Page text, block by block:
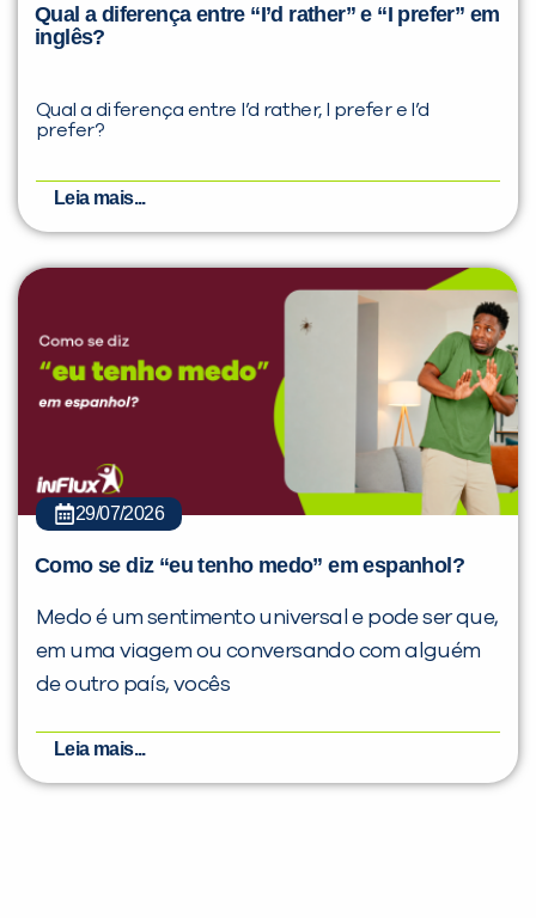
Qual a diferença entre “I’d rather” e “I prefer” em
inglês?
Qual a diferença entre I’d rather, I prefer e I’d
prefer?
Leia mais...
29/07/2026
Como se diz “eu tenho medo” em espanhol?
Medo é um sentimento universal e pode ser que,
em uma viagem ou conversando com alguém
de outro país, vocês
Leia mais...